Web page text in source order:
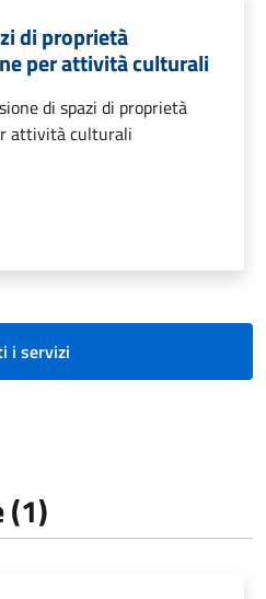
di proprietà
per attività culturali
di spazi di proprietà
attività culturali
i servizi
(1)